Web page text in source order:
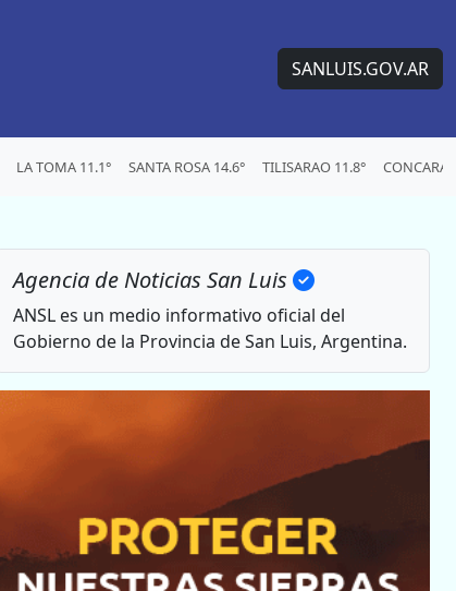
SANLUIS.GOV.AR
LA TOMA 11.1° SANTA ROSA 14.6° TILISARAO 11.8°
Agencia de Noticias San Luis
ANSL es un medio informativo oficial del
Gobierno de la Provincia de San Luis, Argentina.